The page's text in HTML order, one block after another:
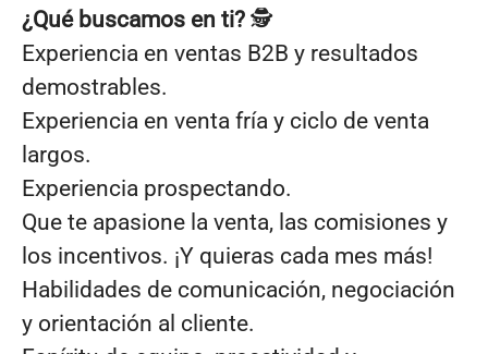
¿Qué buscamos en ti? 🕵️
Experiencia en ventas B2B y resultados
demostrables.
Experiencia en venta fría y ciclo de venta
largos.
Experiencia prospectando.
Que te apasione la venta, las comisiones y
los incentivos. ¡Y quieras cada mes más!
Habilidades de comunicación, negociación
y orientación al cliente.